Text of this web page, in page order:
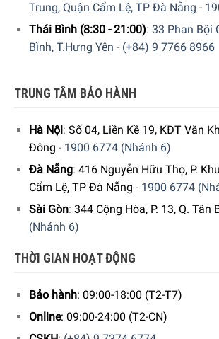
tiếng)và hiệu suất hoạt động cao, cũng
thọ chomáy hút bụi Bosch.
Pin Lithium-Ion ở Máy hút bụi không dây
Bộ lọccủa máy hút bụi không dây Bosch
nănggiữ lại các hạt bụi nhỏ, các hạt phấn
Trung, Quận Cẩm Lệ, TP Đà Nẵng -
Thái Bình (8:30 - 21:00): 33 Phan Bội
Bình, T.Hưng Yên - (+84) 9 7766 8966
TRUNG TÂM BẢO HÀNH
Hà Nội: Số 04, Liền Kề 19, KĐT Văn
Đông - 1900 6774 (Nhánh 6)
Đà Nẵng: 416 Nguyễn Hữu Thọ, P.
Cẩm Lệ, TP Đà Nẵng - 1900 6774
Sài Gòn: 344 Cộng Hòa, P. 13, Q. Tân
(Nhánh 6)
THỜI GIAN HOẠT ĐỘNG
Bảo hành: 09:00-18:00 (T2-T7)
Online: 09:00-24:00 (T2-CN)